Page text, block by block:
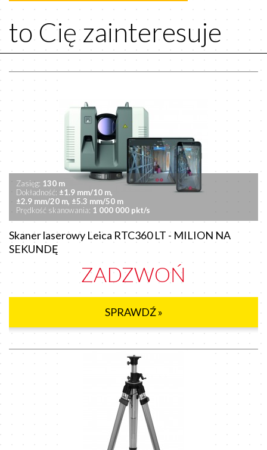
to Cię zainteresuje
Zasięg: 130 m
Dokładność: ±1.9 mm/10 m,
±2.9 mm/20 m, ±5.3 mm/50 m
Prędkość skanowania: 1 000 000 pkt/s
Skaner laserowy Leica RTC360 LT - MILION NA
SEKUNDĘ
ZADZWOŃ
SPRAWDŹ »